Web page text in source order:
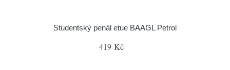
Studentský penál etue BAAGL Petrol
419 Kč